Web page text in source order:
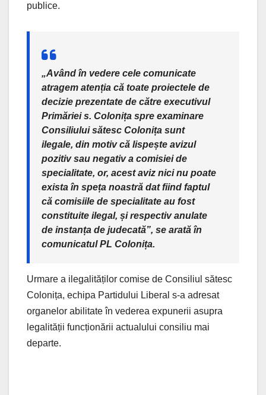
publice.
„Având în vedere cele comunicate
atragem atenția că toate proiectele de
decizie prezentate de către executivul
Primăriei s. Colonița spre examinare
Consiliului sătesc Colonița sunt
ilegale, din motiv că lispește avizul
pozitiv sau negativ a comisiei de
specialitate, or, acest aviz nici nu poate
exista în speța noastră dat fiind faptul
că comisiile de specialitate au fost
constituite ilegal, și respectiv anulate
de instanța de judecată”, se arată în
comunicatul PL Colonița.
Urmare a ilegalităților comise de Consiliul sătesc
Colonița, echipa Partidului Liberal s-a adresat
organelor abilitate în vederea expunerii asupra
legalității funcționării actualului consiliu mai
departe.